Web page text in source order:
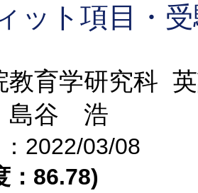
ット項目・
教育学研究科
島谷 浩
2022/03/08
：86.78)